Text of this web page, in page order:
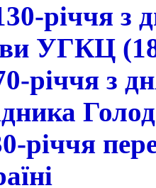
річчя з
УГКЦ
річчя з
річчя